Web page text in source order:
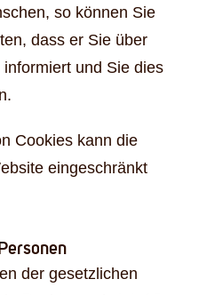
so können Sie
dass er Sie über
und Sie dies
Cookies kann die
eingeschränkt
der gesetzlichen